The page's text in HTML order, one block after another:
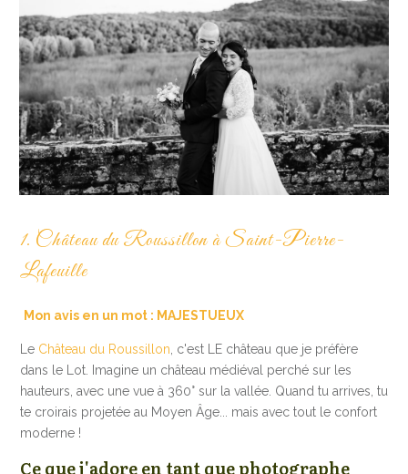
1. Château du Roussillon à Saint-Pierre-
Lafeuille
Mon avis en un mot : MAJESTUEUX
Le Château du Roussillon , c'est LE château que je préfère
dans le Lot. Imagine un château médiéval perché sur les
hauteurs, avec une vue à 360° sur la vallée. Quand tu arrives, tu
te croirais projetée au Moyen Âge... mais avec tout le confort
moderne !
Ce que j'adore en tant que photographe